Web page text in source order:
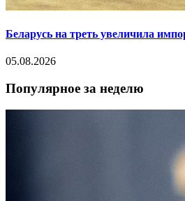
Беларусь на треть увеличила
05.08.2026
Популярное за неделю